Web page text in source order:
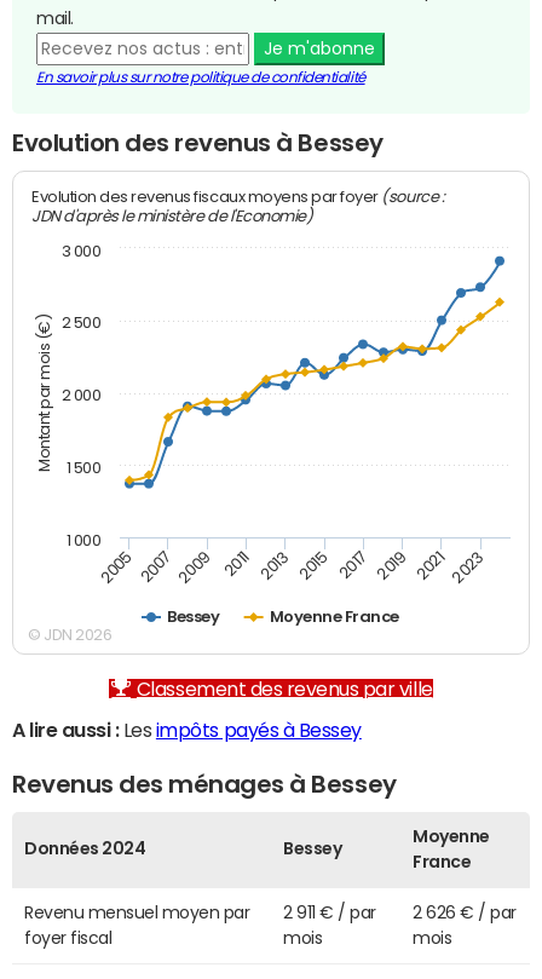
mail.
Je m'abonne
En savoir plus sur notre politique de confidentialité
Evolution des revenus à Bessey
Montant par mois (€)
Evolution des revenus fiscaux moyens par foyer (source :
JDN d'après le ministère de l'Economie)
Bessey Moyenne France
2005 2007 2009 2011 2013 2015 2017 2019 2021 2023
1 000
1 500
2 000
2 500
3 000
© JDN 2026
Classement des revenus par ville
A lire aussi :Les impôts payés à Bessey
Revenus des ménages à Bessey
Données 2024 Bessey
Moyenne
France
Revenu mensuel moyen par
foyer fiscal
2 911 € / par
mois
2 626 € / par
mois